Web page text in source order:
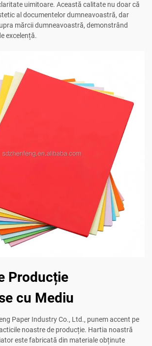
uimitoare. Această calitate nu doar că
al documentelor dumneavoastră, dar
mărcii dumneavoastră, demonstrând
excelență.
Producție
cu Mediu
Paper Industry Co., Ltd., punem accent pe
noastre de producție. Hartia noastră
este fabricată din materiale obținute